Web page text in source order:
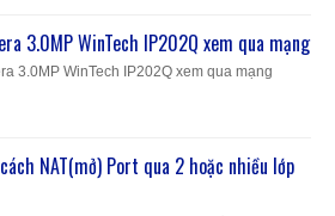
3.0MP WinTech IP202Q xem qua mạng
3.0MP WinTech IP202Q xem qua mạng
NAT(mở) Port qua 2 hoặc nhiều lớp